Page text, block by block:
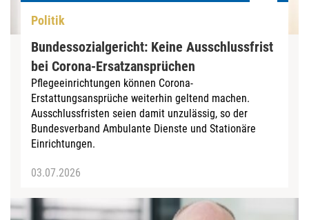
Politik
Bundessozialgericht: Keine Ausschlussfrist
bei Corona-Ersatzansprüchen
Pflegeeinrichtungen können Corona-
Erstattungsansprüche weiterhin geltend machen.
Ausschlussfristen seien damit unzulässig, so der
Bundesverband Ambulante Dienste und Stationäre
Einrichtungen.
03.07.2026